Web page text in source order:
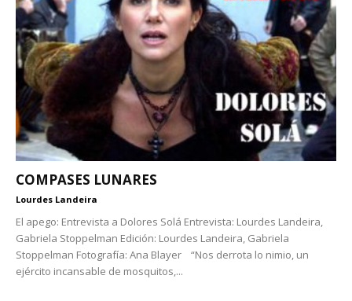
COMPASES LUNARES
Lourdes Landeira
El apego: Entrevista a Dolores Solá Entrevista: Lourdes Landeira,
Gabriela Stoppelman Edición: Lourdes Landeira, Gabriela
Stoppelman Fotografía: Ana Blayer “Nos derrota lo nimio, un
ejército incansable de mosquitos,...